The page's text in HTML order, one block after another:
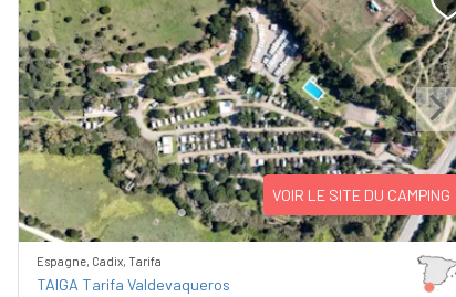
Previous Next
VOIR LE SITE DU CAMPING
Espagne, Cadix, Tarifa
TAIGA Tarifa Valdevaqueros